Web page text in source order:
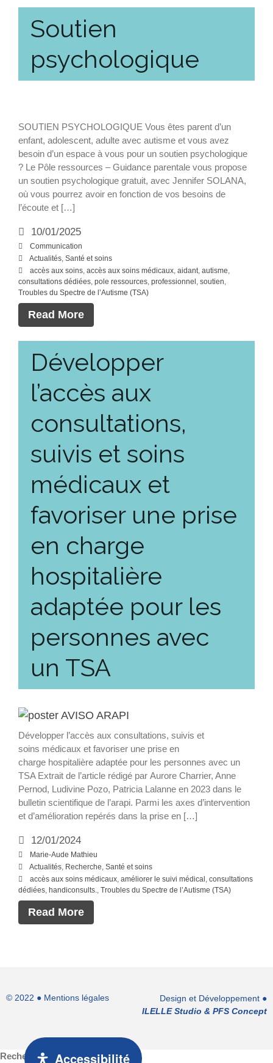
Soutien
psychologique
SOUTIEN PSYCHOLOGIQUE Vous êtes parent d’un
enfant, adolescent, adulte avec autisme et vous avez
besoin d’un espace à vous pour un soutien psychologique
? Le Pôle ressources – Guidance parentale vous propose
un soutien psychologique gratuit, avec Jennifer SOLANA,
où vous pourrez avoir en fonction de vos besoins de
l’écoute et […]
10/01/2025
Communication
Actualités, Santé et soins
accès aux soins, accès aux soins médicaux, aidant, autisme,
consultations dédiées, pole ressources, professionnel , soutien,
Troubles du Spectre de l’Autisme (TSA)
Read More
Développer
l’accès aux
consultations,
suivis et soins
médicaux et
favoriser une prise
en charge
hospitalière
adaptée pour les
personnes avec
un TSA
Développer l’accès aux consultations, suivis et
soins médicaux et favoriser une prise en
charge hospitalière adaptée pour les personnes avec un
TSA Extrait de l’article rédigé par Aurore Charrier, Anne
Pernod, Ludivine Pozo, Patricia Lalanne en 2023 dans le
bulletin scientifique de l’arapi. Parmi les axes d’intervention
et d’amélioration repérés dans la prise en […]
12/01/2024
Marie-Aude Mathieu
Actualités Recherche Santé et soins
accès aux soins médicaux améliorer le suivi médical consultations
dédiées handiconsults. Troubles du Spectre de l’Autisme (TSA)
Read More
© 2022 ● Mentions légales
Design et Développement ●
ILELLE Studio & PFS Concept
Rechercher... Accessibilité